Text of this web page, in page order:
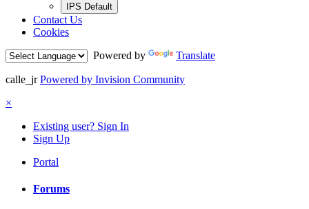
IPS Default
Contact Us
Cookies
Powered by
Translate
calle_jr Powered by Invision Community
×
Existing user? Sign In
Sign Up
Portal
Forums